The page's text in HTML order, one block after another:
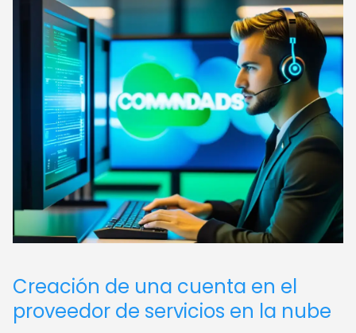
Creación de una cuenta en el
proveedor de servicios en la nube